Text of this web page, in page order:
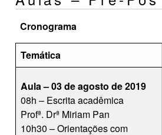
Cronograma
Temática
Aula – 03 de agosto de 2019
08h – Escrita acadêmica
Profª. Drª Miriam Pan
10h30 – Orientações com